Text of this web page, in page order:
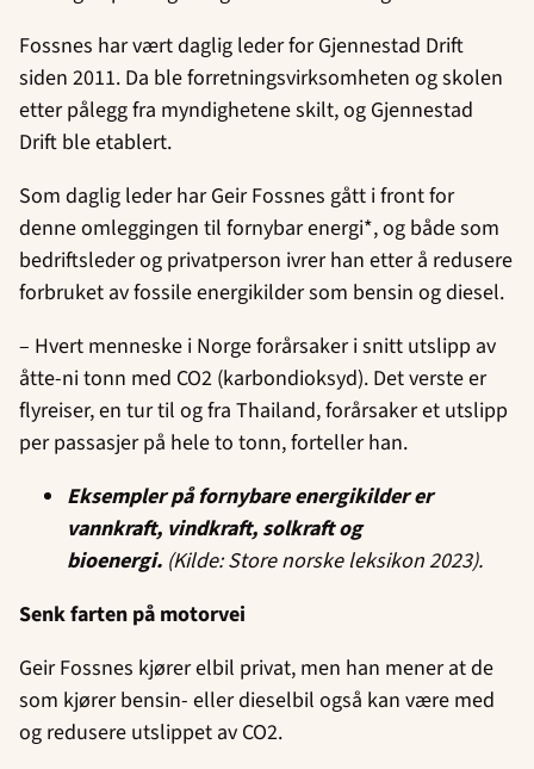
Fossnes har vært daglig leder for Gjennestad Drift
siden 2011. Da ble forretningsvirksomheten og skolen
etter pålegg fra myndighetene skilt, og Gjennestad
Drift ble etablert.
Som daglig leder har Geir Fossnes gått i front for
denne omleggingen til fornybar energi*, og både som
bedriftsleder og privatperson ivrer han etter å redusere
forbruket av fossile energikilder som bensin og diesel.
– Hvert menneske i Norge forårsaker i snitt utslipp av
åtte-ni tonn med CO2 (karbondioksyd). Det verste er
flyreiser, en tur til og fra Thailand, forårsaker et utslipp
per passasjer på hele to tonn, forteller han.
Eksempler på fornybare energikilder er
vannkraft, vindkraft, solkraft og
bioenergi. (Kilde: Store norske leksikon 2023).
Senk farten på motorvei
Geir Fossnes kjører elbil privat, men han mener at de
som kjører bensin- eller dieselbil også kan være med
og redusere utslippet av CO2.